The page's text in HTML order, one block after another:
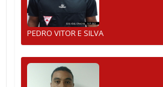
PEDRO VITOR E SILVA